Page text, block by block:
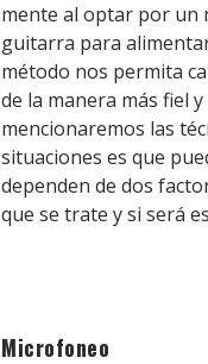
mente al optar por un
guitarra para
método nos permita
de la manera más fiel
mencionaremos las
situaciones es que
dependen de dos
que se trate y si será
Microfoneo